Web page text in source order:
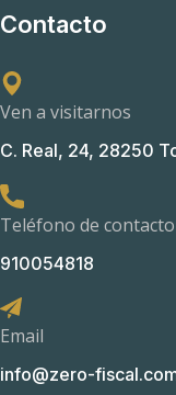
Contacto
Ven a visitarnos
C. Real, 24, 28250
Teléfono de contacto
910054818
Email
info@zero-